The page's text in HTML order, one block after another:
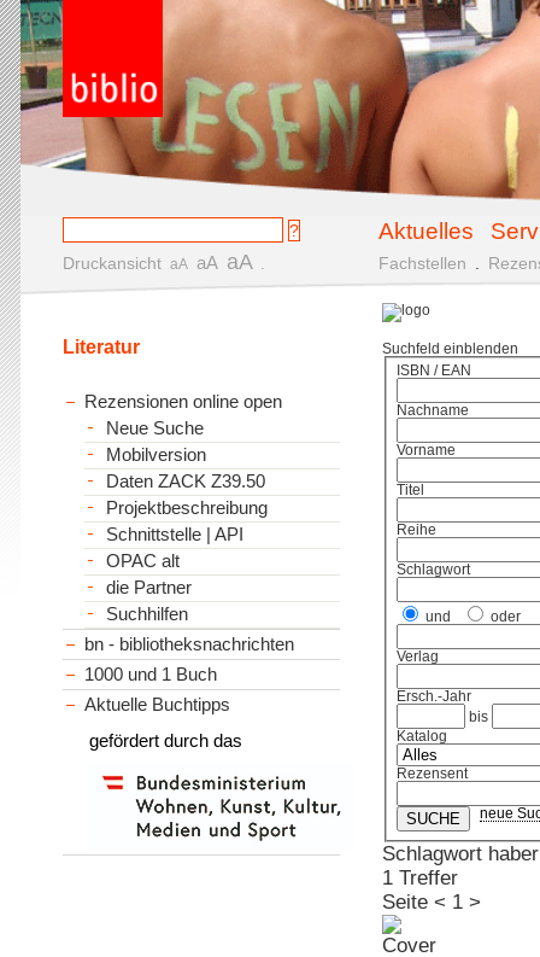
Aktuelles
Druckansicht aA aA aA Fachstellen
Suchfeld einblenden
ISBN / EAN
Nachname
Vorname
Titel
Reihe
Schlagwort
und oder
Verlag
Ersch.-Jahr
bis
Katalog
Rezensent
neue
Schlagwort haber
1 Treffer
Seite < 1 >
Literatur
Rezensionen online open
Neue Suche
Mobilversion
Daten ZACK Z39.50
Projektbeschreibung
Schnittstelle | API
OPAC alt
die Partner
Suchhilfen
bn - bibliotheksnachrichten
1000 und 1 Buch
Aktuelle Buchtipps
gefördert durch das